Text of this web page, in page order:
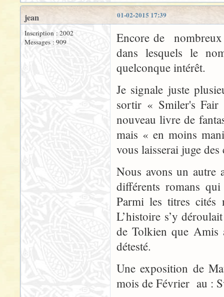
01-02-2015 17:39
jean
Inscription : 2002
Messages : 909
Encore de nombreux
dans lesquels le
quelconque intérêt.
Je signale juste
sortir « Smiler's Fair
nouveau livre de
mais « en moins
vous laisserai juge
Nous avons un
différents romans
Parmi les titres
L’histoire s’y
de Tolkien que Amis
détesté.
Une exposition de
mois de Février au :